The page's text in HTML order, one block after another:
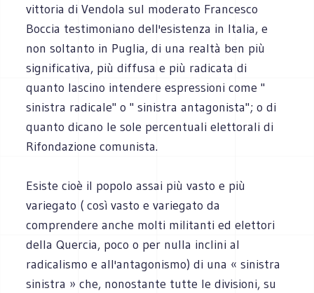
vittoria di Vendola sul moderato Francesco
Boccia testimoniano dell'esistenza in Italia, e
non soltanto in Puglia, di una realtà ben più
significativa, più diffusa e più radicata di
quanto lascino intendere espressioni come "
sinistra radicale" o " sinistra antagonista"; o di
quanto dicano le sole percentuali elettorali di
Rifondazione comunista.
Esiste cioè il popolo assai più vasto e più
variegato ( così vasto e variegato da
comprendere anche molti militanti ed elettori
della Quercia, poco o per nulla inclini al
radicalismo e all'antagonismo) di una « sinistra
sinistra » che, nonostante tutte le divisioni, su